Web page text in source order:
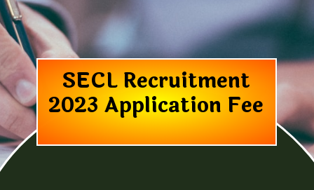
SECL Recruitment
2023 Application Fee